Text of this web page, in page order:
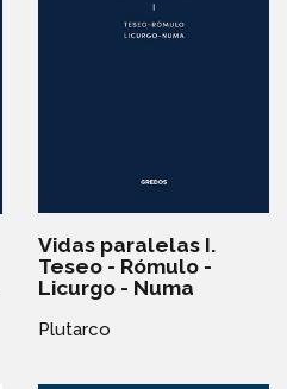
Vidas paralelas I.
Teseo - Rómulo -
Licurgo - Numa
Plutarco